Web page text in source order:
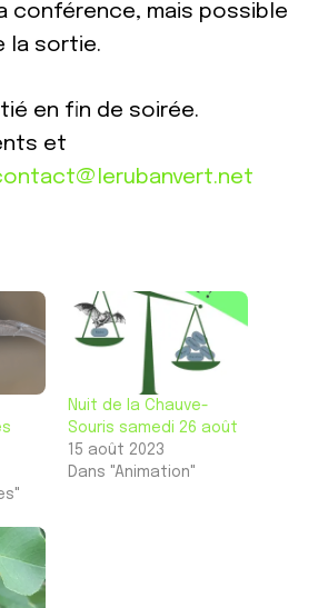
conférence, mais possible
la sortie.
en fin de soirée.
et
Nuit de la Chauve-
Souris samedi 26 août
15 août 2023
Dans "Animation"